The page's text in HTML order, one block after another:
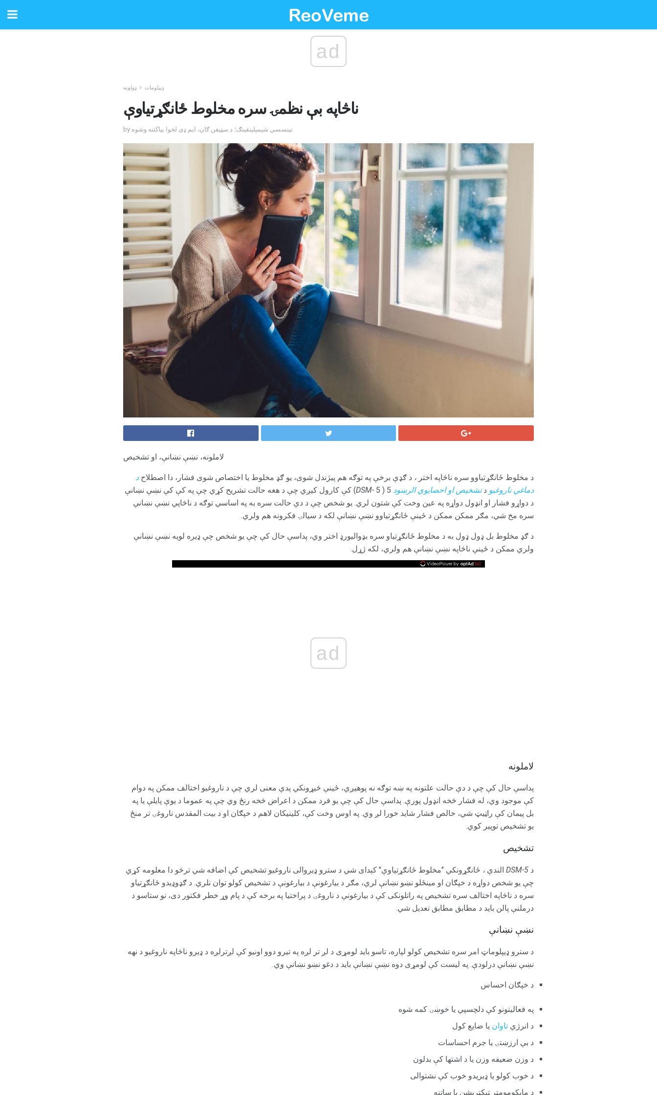
ad
ډیپلومات ډولونه
ناڅاپه بې نظمۍ سره مخلوط ځانګړتیاوې
by نینسسي شیمپلینفینګ؛ د سټیفن ګان، ایم ډی لخوا بیاکتنه وشوه
لاملونه، نښې نښانې، او تشخیص
د مخلوط ځانګړتیاوو سره ناڅاپه اختر ، د ګډې برخې په توګه هم پیژندل شوی، یو ګډ مخلوط یا اختصاص شوی فشار، دا اصطلاح د
دماغي ناروغیو دتشخیص او احصایوي الرښود DSM-5) کې کارول کیږي چې د هغه حالت تشریح کړي چې په کې کې نښې نښانې
د دواړو فشار او انډول دواړه په عین وخت کې شتون لري. یو شخص چې د دې حالت سره به په اساسي توګه د ناڅاپي نښې نښانې
سره مخ شي، مګر ممکن ممکن د ځینې ځانګړتیاوو نښې نښانې لکه د سیالۍ فکرونه هم ولري.
د ګډ مخلوط بل ډول ډول به د مخلوط ځانګړتیاو سره بډوالیورډ اختر وي، پداسې حال کې چې یو شخص چې ډیره لویه نښې نښانې
ولري ممکن د ځینې ناڅاپه نښې نښانې هم ولري، لکه ژړل.
ad
لاملونه
پداسې حال کې چې د دې حالت علتونه په ښه توګه نه پوهیږي، ځینې څیړونکي پدې معنی لري چې د ناروغیو اختالف ممکن په دوام
کې موجود وي، له فشار څخه انډول پورې. پداسې حال کې چې یو فرد ممکن د اعراض څخه رنځ وي چې په عموما د یوې پایلې یا په
بل پیمان کې راټيټ شي، خالص فشار شاید خورا لږ وي. په اوس وخت کې، کلینیکان لاهم د خپګان او د بیت المقدس ناروغۍ تر منځ
یو تشخیص توپیر کوي.
تشخیص
د DSM-5 الندې ، ځانګړونکي "مخلوط ځانګړتیاوې" کېدای شي د سترو ډیروالی ناروغیو تشخیص کې اضافه شي ترڅو دا معلومه کړي
چې یو شخص دواړه د خپګان او مینځلو نښو نښانې لري، مګر د بیارغونې د بیارغونې د تشخیص کولو توان نلري. د ګډوډيدو ځانګړتیاو
سره د ناڅاپه اختالف سره تشخیص په راتلونکی کې د بیارغونې د ناروغۍ د پراختیا په برخه کې د پام وړ خطر فکتور دی، نو ستاسو د
درملنې پالن باید د مطابق مطابق تعدیل شي.
نښې نښانې
د سترو ډیپلوماټ امر سره تشخیص کولو لپاره، تاسو باید لومړی د لږ تر لږه په تیرو دوو اونیو کې لږترلږه د ډیرو ناڅاپه ناروغیو د نهه
نښې نښانې درلودې. په لیست کې لومړی دوه نښې نښانې باید د دغو نښو نښانې وي.
د خپګان احساس
په فعالیتونو کې دلچسپي یا خوښۍ کمه شوه
د انرژي تاوان یا ضایع کول
د بې ارزښتۍ یا جرم احساسات
د وزن ضعیفه وزن یا د اشتها کې بدلون
د خوب کولو یا ډیریدو خوب کې نشتوالی
د مایکومومټر ټیکټریشن یا ساتنه